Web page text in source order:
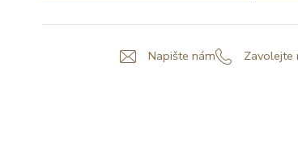
Napište nám Zavolejte